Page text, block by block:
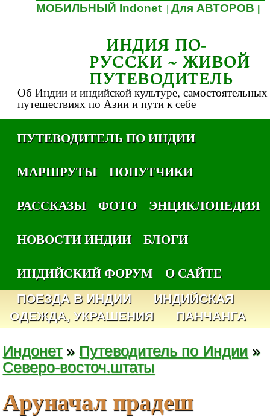
МОБИЛЬНЫЙ Indonet |Для АВТОРОВ
ИНДИЯ ПО-
РУССКИ ~ ЖИВОЙ
ПУТЕВОДИТЕЛЬ
Об Индии и индийской культуре, самостоятельных
путешествиях по Азии и пути к себе
ПУТЕВОДИТЕЛЬ ПО ИНДИИ
МАРШРУТЫ
ПОПУТЧИКИ
РАССКАЗЫ
ФОТО
ЭНЦИКЛОПЕДИЯ
НОВОСТИ ИНДИИ
БЛОГИ
ИНДИЙСКИЙ ФОРУМ
О САЙТЕ
ПОЕЗДА В ИНДИИ
ИНДИЙСКАЯ
ОДЕЖДА, УКРАШЕНИЯ
ПАНЧАНГА
Индонет» Путеводитель по Индии »
Северо-восточ.штаты
Аруначал прадеш